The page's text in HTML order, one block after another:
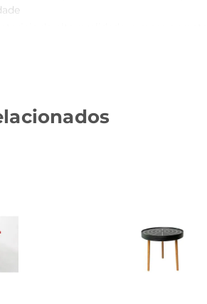
Além disso, a estrutura robusta
para quem valoriza a eficiência no
Natural Dobr Rust é a escolha
convidativo.